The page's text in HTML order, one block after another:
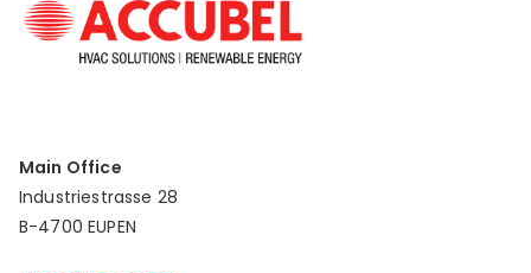
Main Office
Industriestrasse 28
B-4700 EUPEN